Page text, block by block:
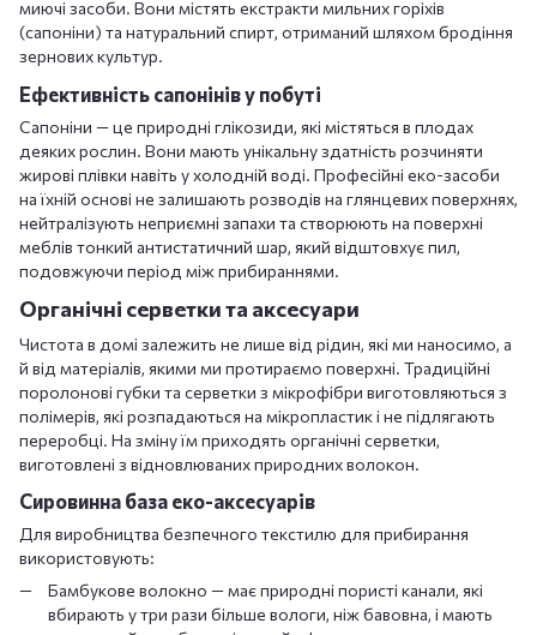
миючі засоби. Вони містять екстракти мильних горіхів
(сапоніни) та натуральний спирт, отриманий шляхом бродіння
зернових культур.
Ефективність сапонінів у побуті
Сапоніни — це природні глікозиди, які містяться в плодах
деяких рослин. Вони мають унікальну здатність розчиняти
жирові плівки навіть у холодній воді. Професійні еко-засоби
на їхній основі не залишають розводів на глянцевих поверхнях,
нейтралізують неприємні запахи та створюють на поверхні
меблів тонкий антистатичний шар, який відштовхує пил,
подовжуючи період між прибираннями.
Органічні серветки та аксесуари
Чистота в домі залежить не лише від рідин, які ми наносимо, а
й від матеріалів, якими ми протираємо поверхні. Традиційні
поролонові губки та серветки з мікрофібри виготовляються з
полімерів, які розпадаються на мікропластик і не підлягають
переробці. На зміну їм приходять органічні серветки,
виготовлені з відновлюваних природних волокон.
Сировинна база еко-аксесуарів
Для виробництва безпечного текстилю для прибирання
використовують:
Бамбукове волокно — має природні пористі канали, які
вбирають у три рази більше вологи, ніж бавовна, і мають